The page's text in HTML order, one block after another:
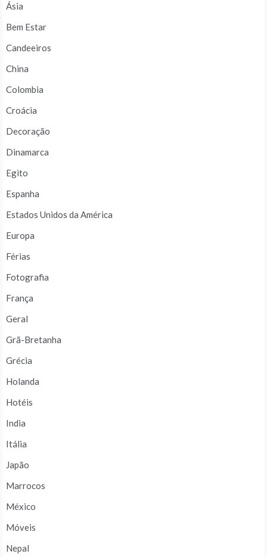
Ásia
Bem Estar
Candeeiros
China
Colombia
Croácia
Decoração
Dinamarca
Egito
Espanha
Estados Unidos da América
Europa
Férias
Fotografia
França
Geral
Grã-Bretanha
Grécia
Holanda
Hotéis
India
Itália
Japão
Marrocos
México
Móveis
Nepal